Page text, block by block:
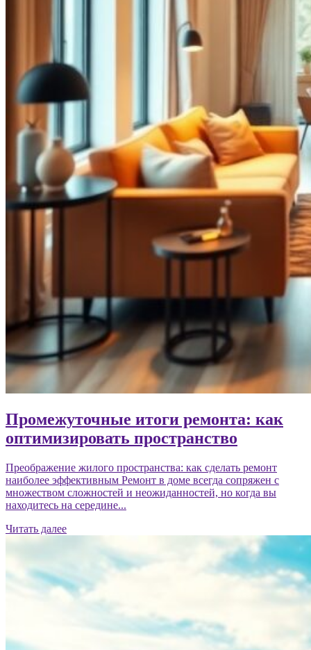
Промежуточные итоги ремонта: как
оптимизировать пространство
Преображение жилого пространства: как сделать ремонт
наиболее эффективным Ремонт в доме всегда сопряжен с
множеством сложностей и неожиданностей, но когда вы
находитесь на середине...
Читать далее